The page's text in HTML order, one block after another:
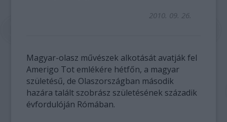
2010. 09. 26.
Magyar-olasz művészek alkotását avatják fel
Amerigo Tot emlékére hétfőn, a magyar
születésű, de Olaszországban második
hazára talált szobrász születésének századik
évfordulóján Rómában.